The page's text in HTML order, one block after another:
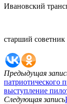
Ивановский
старший
Предыдущая
патриотического
выступление
Следующая запись